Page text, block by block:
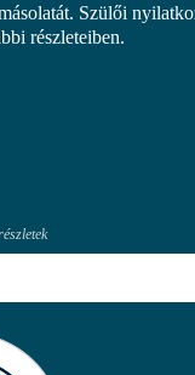
Szülői
részleteiben.